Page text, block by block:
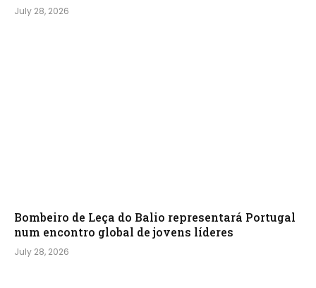
July 28, 2026
Bombeiro de Leça do Balio representará Portugal
num encontro global de jovens líderes
July 28, 2026